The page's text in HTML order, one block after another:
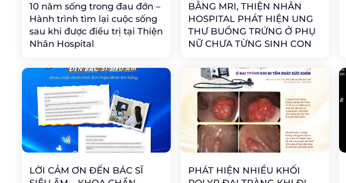
10 năm sống trong đau đớn –
Hành trình tìm lại cuộc sống
sau khi được điều trị tại Thiện
Nhân Hospital
BẰNG MRI, THIỆN NHÂN
HOSPITAL PHÁT HIỆN UNG
THƯ BUỒNG TRỨNG Ở PHỤ
NỮ CHƯA TỪNG SINH CON
LỜI CẢM ƠN ĐẾN BÁC SĨ
PHÁT HIỆN NHIỀU KHỐI